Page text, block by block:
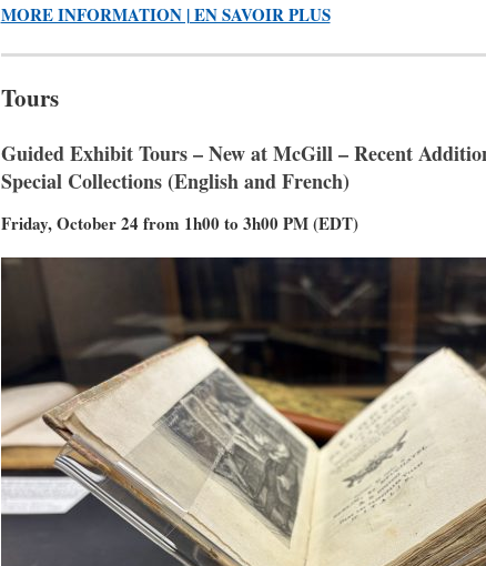
MORE INFORMATION | EN SAVOIR PLUS
Tours
Guided Exhibit Tours – New at McGill – Recent
Special Collections (English and French)
Friday, October 24 from 1h00 to 3h00 PM (EDT)